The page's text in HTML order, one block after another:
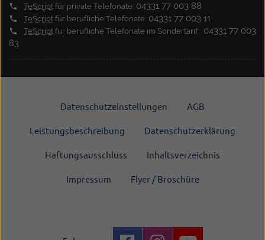
TeScript für private Telefonate: 04331 77 003 88
TeScript für berufliche Telefonate: 04331 77 003 11
TeScript für berufliche Telefonate im Sondertarif: 04331 77 003
83
Datenschutzeinstellungen AGB
Leistungsbeschreibung Datenschutzerklärung
Haftungsausschluss Inhaltsverzeichnis
Impressum Flyer / Broschüre